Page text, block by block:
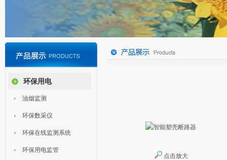
环保用电
油烟监测
环保数采仪
环保在线监测系统
环保用电监管
点击放大